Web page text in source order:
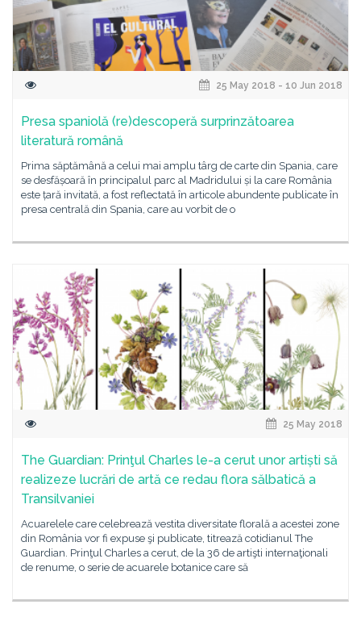
25 May 2018 - 10 Jun 2018
Presa spaniolă (re)descoperă surprinzătoarea
literatură română
Prima săptămână a celui mai amplu târg de carte din Spania, care
se desfășoară în principalul parc al Madridului și la care România
este țară invitată, a fost reflectată în articole abundente publicate în
presa centrală din Spania, care au vorbit de o
25 May 2018
The Guardian: Prinţul Charles le-a cerut unor artiști să
realizeze lucrări de artă ce redau flora sălbatică a
Transilvaniei
Acuarelele care celebrează vestita diversitate florală a acestei zone
din România vor fi expuse şi publicate, titrează cotidianul The
Guardian. Prinţul Charles a cerut, de la 36 de artişti internaţionali
de renume, o serie de acuarele botanice care să